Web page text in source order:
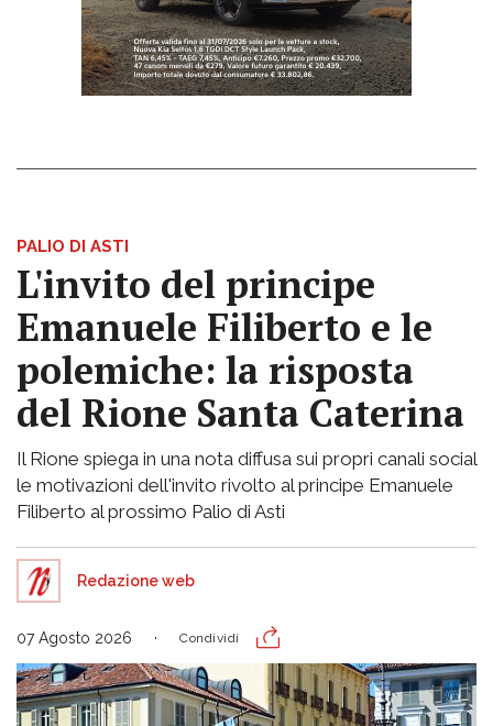
PALIO DI ASTI
L'invito del principe
Emanuele Filiberto e le
polemiche: la risposta
del Rione Santa Caterina
Il Rione spiega in una nota diffusa sui propri canali social
le motivazioni dell'invito rivolto al principe Emanuele
Filiberto al prossimo Palio di Asti
Redazione web
07 Agosto 2026 Condividi